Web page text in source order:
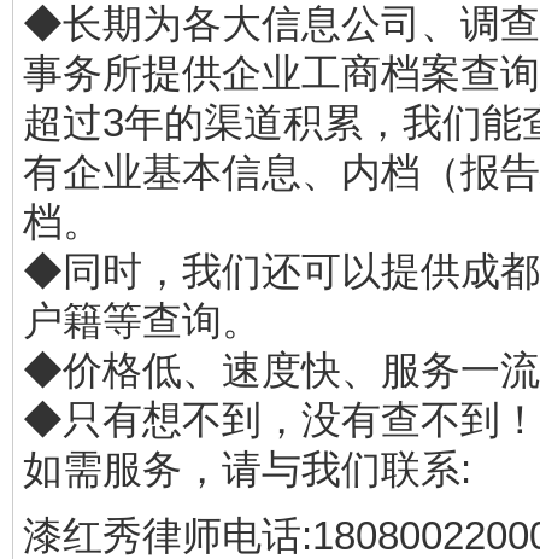
◆长期为各大信息公司、调
事务所提供企业工商档案查
超过3年的渠道积累，我们能
有企业基本信息、内档（报
档。
◆同时，我们还可以提供成
户籍等查询。
◆价格低、速度快、服务一
◆只有想不到，没有查不到！
如需服务，请与我们联系:
漆红秀律师电话